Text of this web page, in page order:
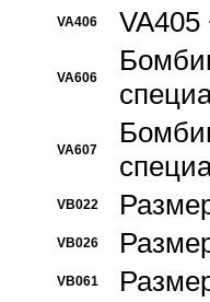
VA406 VA405
VA606
VA607
VB022
VB026
VB061